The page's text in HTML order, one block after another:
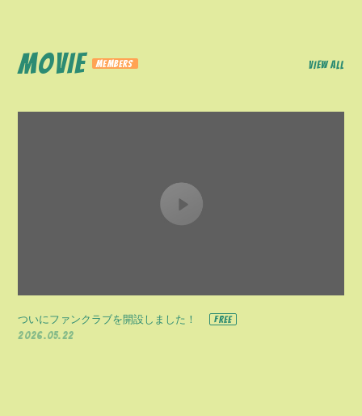
MOVIE VIEW ALL
ついにファンクラブを開設しました！
2026.05.22